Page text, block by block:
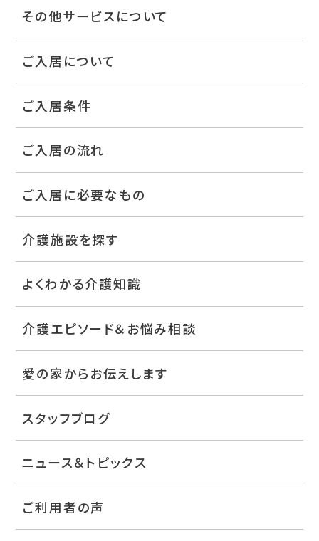
その他サービスについて
ご入居について
ご入居条件
ご入居の流れ
ご入居に必要なもの
介護施設を探す
よくわかる介護知識
介護エピソード＆お悩み相談
愛の家からお伝えします
スタッフブログ
ニュース＆トピックス
ご利用者の声